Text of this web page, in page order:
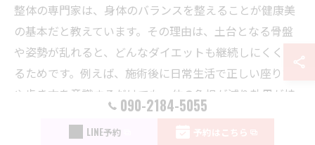
整体の専門家は、身体のバランスを整えることが健康美
の基本だと教えています。その理由は、土台となる骨盤
や姿勢が乱れると、どんなダイエットも継続しにくくな
るためです。例えば、施術後に日常生活で正しい座り方
や歩き方を意識するだけでも、体の負担が減り効果が持
続します。プロのアドバイスを取り入れつつ、無理なく
続けられる健康美を目指しましょう。
090-2184-5055
LINE予約 予約はこちら